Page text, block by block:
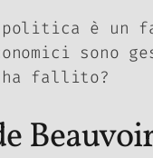
politica è un
sono
ha fallito?